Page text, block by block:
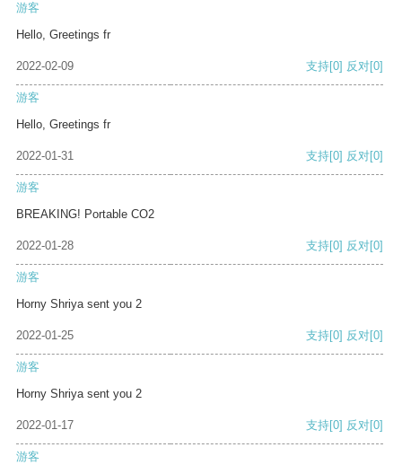
游客
Hello, Greetings fr
2022-02-09 支持[0] 反对[0]
游客
Hello, Greetings fr
2022-01-31 支持[0] 反对[0]
游客
BREAKING! Portable CO2
2022-01-28 支持[0] 反对[0]
游客
Horny Shriya sent you 2
2022-01-25 支持[0] 反对[0]
游客
Horny Shriya sent you 2
2022-01-17 支持[0] 反对[0]
游客